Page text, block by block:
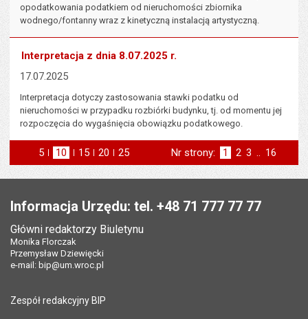
opodatkowania podatkiem od nieruchomości zbiornika
wodnego/fontanny wraz z kinetyczną instalacją artystyczną.
Interpretacja z dnia 8.07.2025 r.
17.07.2025
Interpretacja dotyczy zastosowania stawki podatku od
nieruchomości w przypadku rozbiórki budynku, tj. od momentu jej
rozpoczęcia do wygaśnięcia obowiązku podatkowego.
5 elementów na stronie
10 elementów
na stronie
15 elementów
na stronie
20 elementów
na stronie
25 elementów
na stronie
Nr strony: Strona
1 Strona
2 Strona
3 .. Strona
16
Informacja Urzędu: tel. +48 71 777 77 77
Główni redaktorzy Biuletynu
Monika Florczak
Przemysław Dziewięcki
e-mail: bip@um.wroc.pl
Zespół redakcyjny BIP